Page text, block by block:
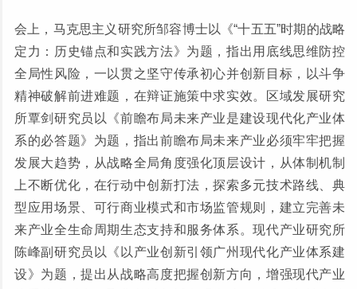
会上，马克思主义研究所邹容博士以《“十五五”时期的战略
定力：历史锚点和实践方法》为题，指出用底线思维防控
全局性风险，一以贯之坚守传承初心并创新目标，以斗争
精神破解前进难题，在辩证施策中求实效。区域发展研究
所覃剑研究员以《前瞻布局未来产业是建设现代化产业体
系的必答题》为题，指出前瞻布局未来产业必须牢牢把握
发展大趋势，从战略全局角度强化顶层设计，从体制机制
上不断优化，在行动中创新打法，探索多元技术路线、典
型应用场景、可行商业模式和市场监管规则，建立完善未
来产业全生命周期生态支持和服务体系。现代产业研究所
陈峰副研究员以《以产业创新引领广州现代化产业体系建
设》为题，提出从战略高度把握创新方向，增强现代产业